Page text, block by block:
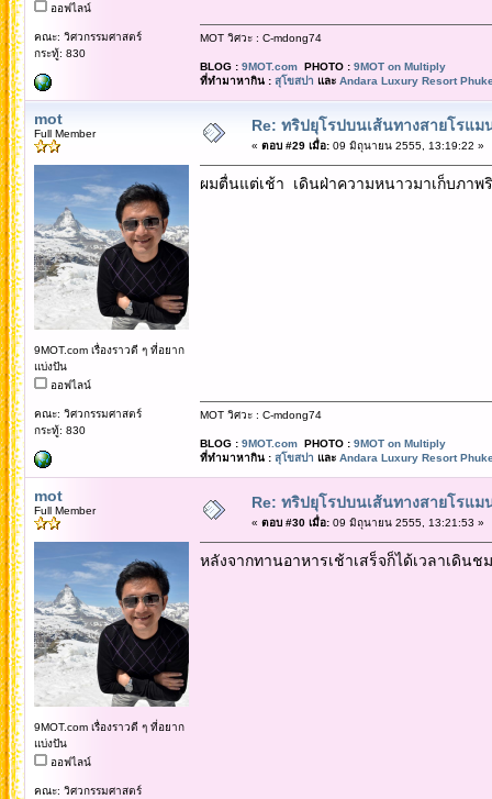
ออฟไลน์
คณะ: วิศวกรรมศาสตร์
กระทู้: 830
MOT วิศวะ : C-mdong74
BLOG : 9MOT.comPHOTO : 9MOT on Multiply
ที่ทำมาหากิน : สุโขสปา และ Andara Luxury Resort
mot
Full Member
9MOT.com เรื่องราวดี ๆ ที่อยาก
แบ่งปัน
ออฟไลน์
คณะ: วิศวกรรมศาสตร์
กระทู้: 830
Re: ทริปยุโรปบนเส้นทางสายโรแม
« ตอบ #29 เมื่อ:09 มิถุนายน 2555, 13:19:22 »
ผมตื่นแต่เช้า เดินฝ่าความหนาวมาเก็บภา
MOT วิศวะ : C-mdong74
BLOG : 9MOT.comPHOTO : 9MOT on Multiply
ที่ทำมาหากิน : สุโขสปา และ Andara Luxury Resort
mot
Full Member
9MOT.com เรื่องราวดี ๆ ที่อยาก
แบ่งปัน
ออฟไลน์
คณะ: วิศวกรรมศาสตร์
Re: ทริปยุโรปบนเส้นทางสายโรแม
« ตอบ #30 เมื่อ:09 มิถุนายน 2555, 13:21:53 »
หลังจากทานอาหารเช้าเสร็จก็ได้เวลาเดินช